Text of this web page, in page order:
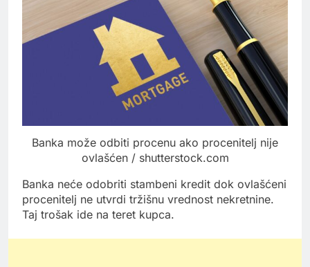
Banka može odbiti procenu ako procenitelj nije
ovlašćen / shutterstock.com
Banka neće odobriti stambeni kredit dok ovlašćeni
procenitelj ne utvrdi tržišnu vrednost nekretnine.
Taj trošak ide na teret kupca.